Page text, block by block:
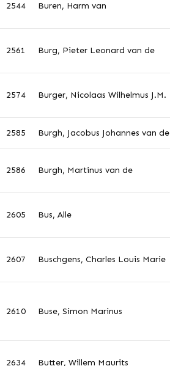
2544 Buren, Harm van
2561 Burg, Pieter Leonard van de
2574 Burger, Nicolaas Wilhelmus J.M.
2585 Burgh, Jacobus Johannes van de
2586 Burgh, Martinus van de
2605 Bus, Alle
2607 Buschgens, Charles Louis Marie
2610 Buse, Simon Marinus
2634 Butter, Willem Maurits